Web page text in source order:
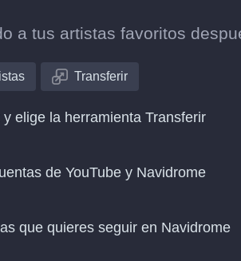
a tus artistas favoritos
Transferir
elige la herramienta Transferir
de YouTube y Navidrome
que quieres seguir en Navidrome